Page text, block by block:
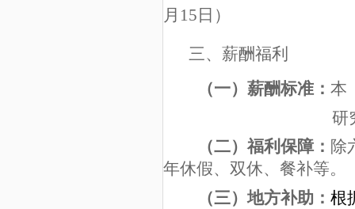
月15日）
三、薪酬福利
（一）薪酬标准： 本
研
（二）福利保障： 除
年休假、双休、餐补等。
（三）地方补助： 根